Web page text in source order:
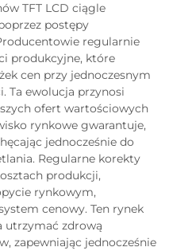
TFT LCD ciągle
postępy
regularnie
produkcyjne, które
cen przy jednoczesnym
Ta ewolucja przynosi
ofert wartościowych
rynkowe gwarantuje,
jednocześnie do
Regularne korekty
produkcji,
rynkowym,
cenowy. Ten rynek
utrzymać zdrową
zapewniając jednocześnie